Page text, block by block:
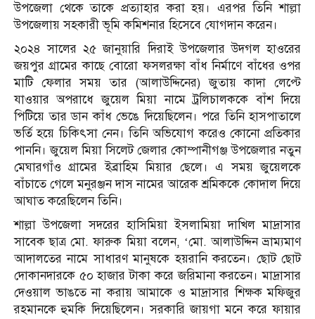
উপজেলা থেকে তাকে প্রত্যাহার করা হয়। এরপর তিনি শাল্লা
উপজেলায় সহকারী ভূমি কমিশনার হিসেবে যোগদান করেন।
২০২৪ সালের ২৫ জানুয়ারি দিরাই উপজেলার উদগল হাওরের
জয়পুর গ্রামের কাছে বোরো ফসলরক্ষা বাঁধ নির্মাণে বাঁধের ওপর
মাটি ফেলার সময় তার (আলাউদ্দিনের) জুতায় কাদা লেপ্টে
যাওয়ার অপরাধে জুয়েল মিয়া নামে ট্রলিচালককে বাঁশ দিয়ে
পিটিয়ে তার ডান কাঁধ ভেঙে দিয়েছিলেন। পরে তিনি হাসপাতালে
ভর্তি হয়ে চিকিৎসা নেন। তিনি অভিযোগ করেও কোনো প্রতিকার
পাননি। জুয়েল মিয়া সিলেট জেলার কোম্পানীগঞ্জ উপজেলার নতুন
মেঘারগাঁও গ্রামের ইব্রাহিম মিয়ার ছেলে। এ সময় জুয়েলকে
বাঁচাতে গেলে মনুরঞ্জন দাস নামের আরেক শ্রমিককে কোদাল দিয়ে
আঘাত করেছিলেন তিনি।
শাল্লা উপজেলা সদরের হাসিমিয়া ইসলামিয়া দাখিল মাদ্রাসার
সাবেক ছাত্র মো. ফারুক মিয়া বলেন, ‘মো. আলাউদ্দিন ভ্রাম্যমাণ
আদালতের নামে সাধারণ মানুষকে হয়রানি করতেন। ছোট ছোট
দোকানদারকে ৫০ হাজার টাকা করে জরিমানা করতেন। মাদ্রাসার
দেওয়াল ভাঙতে না করায় আমাকে ও মাদ্রাসার শিক্ষক মফিজুর
রহমানকে হুমকি দিয়েছিলেন। সরকারি জায়গা মনে করে ফায়ার